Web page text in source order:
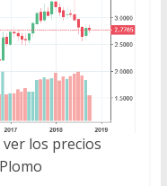
los precios